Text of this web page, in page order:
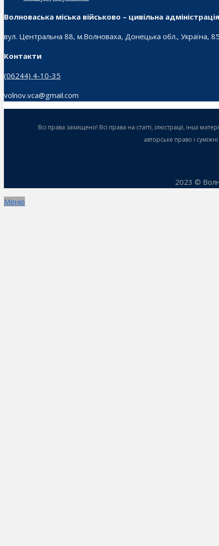
Волноваська міська військово – цивільна адміністрація
вул. Центральна 88, м.Волноваха, Донецька обл., Україна,
Контакти
(06244) 4-10-35
volnov.vca@gmail.com
Всі права захищено! Всі права на статті, ілюстрації, інші
авторське право і
2023 ©
Меню